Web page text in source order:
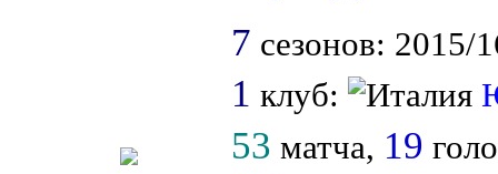
7 сезонов: 2015/
1 клуб:
53 матча, 19